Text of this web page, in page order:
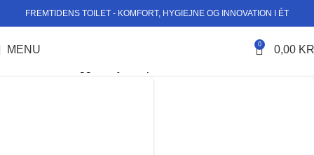
FREMTIDENS TOILET - KOMFORT, HYGIEJNE OG INNOVATION I ÉT
MENU 0 0,00